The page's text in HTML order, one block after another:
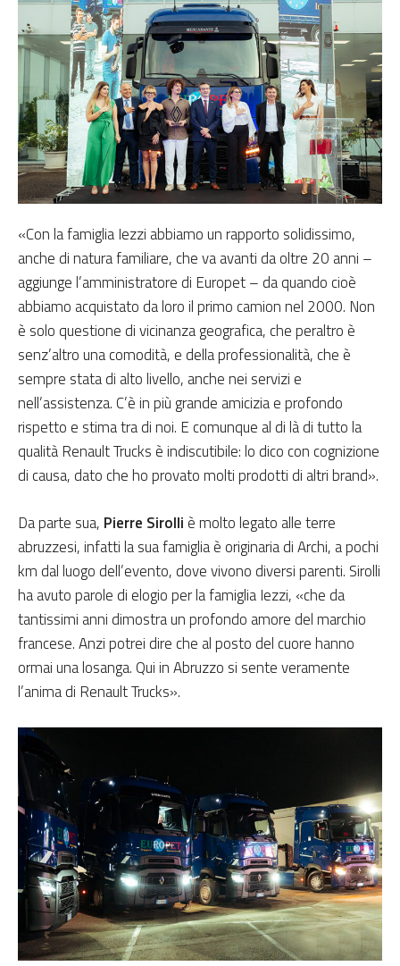
«Con la famiglia Iezzi abbiamo un rapporto solidissimo,
anche di natura familiare, che va avanti da oltre 20 anni –
aggiunge l’amministratore di Europet – da quando cioè
abbiamo acquistato da loro il primo camion nel 2000. Non
è solo questione di vicinanza geografica, che peraltro è
senz’altro una comodità, e della professionalità, che è
sempre stata di alto livello, anche nei servizi e
nell’assistenza. C’è in più grande amicizia e profondo
rispetto e stima tra di noi. E comunque al di là di tutto la
qualità Renault Trucks è indiscutibile: lo dico con cognizione
di causa, dato che ho provato molti prodotti di altri brand».
Da parte sua, Pierre Sirolli è molto legato alle terre
abruzzesi, infatti la sua famiglia è originaria di Archi, a pochi
km dal luogo dell’evento, dove vivono diversi parenti. Sirolli
ha avuto parole di elogio per la famiglia Iezzi, «che da
tantissimi anni dimostra un profondo amore del marchio
francese. Anzi potrei dire che al posto del cuore hanno
ormai una losanga. Qui in Abruzzo si sente veramente
l’anima di Renault Trucks».